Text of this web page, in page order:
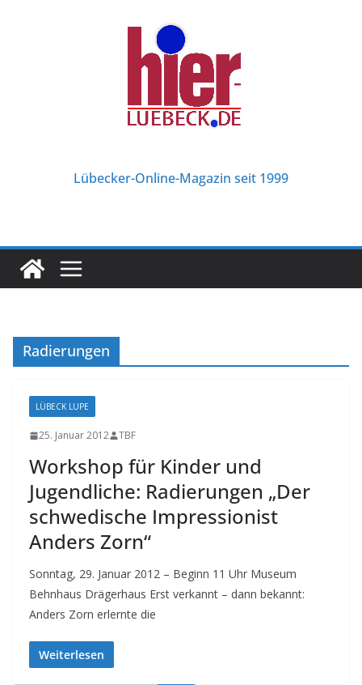
Lübecker-Online-Magazin seit 1999
Radierungen
LÜBECK LUPE
25. Januar 2012 TBF
Workshop für Kinder und
Jugendliche: Radierungen „Der
schwedische Impressionist
Anders Zorn“
Sonntag, 29. Januar 2012 – Beginn 11 Uhr Museum
Behnhaus Drägerhaus Erst verkannt – dann bekannt:
Anders Zorn erlernte die
Weiterlesen